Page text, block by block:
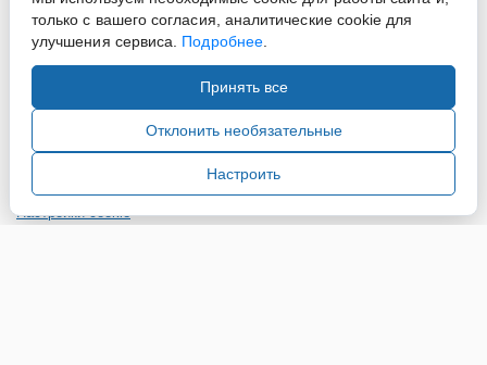
информации и материалов сайта, ссылка на источник
обязательна.
Настройки cookie
только с вашего согласия, аналитические cookie для
улучшения сервиса. Подробнее.
Принять все
Отклонить необязательные
Настроить